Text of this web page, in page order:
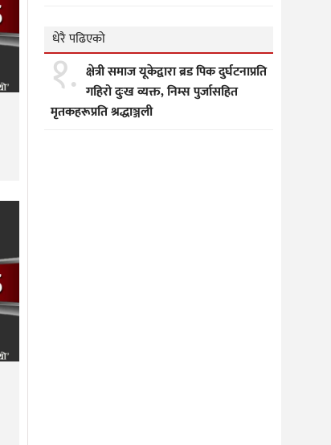
धेरै पढिएको
१. क्षेत्री समाज यूकेद्वारा ब्रड पिक दुर्घटनाप्रति
गहिरो दुःख व्यक्त, निम्स पुर्जासहित
मृतकहरूप्रति श्रद्धाञ्जली